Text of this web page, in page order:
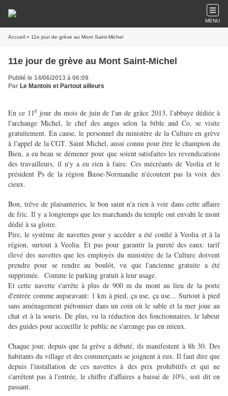
MENU
Accueil » 11e jour de grève au Mont Saint-Michel
11e jour de grève au Mont Saint-Michel
Publié le 14/06/2013 à 06:09
Par Le Mantois et Partout ailleurs
En ce 11ejour du mois de juin de l'an de grâce 2013, l'abbaye dédiée à
l'archange Michel, le chef des anges selon la bible and Co, se visite
gratuitement. En cause, le personnel du ministère de la Culture en grève
à l'appel de la CGT. Saint Michel, aussi connu pour être le champion du
Bien, a eu beau se démener pour que soient satisfaites les revendications
des travailleurs, il n'y a eu rien à faire. Ces mécréants de Veolia et le
président Ps de la région Basse-Normandie n'écoutent pas la voix des
cieux.
Bon, trêve de plaisanteries, le bon saint n'a rien à voir dans cette affaire
de fric. Il y a longtemps que les marchands du temple ont envahi le mont
dédié à sa gloire.
Pire, le système de navettes pour y accéder a été confié à Veolia et à la
région, surtout à Veolia. Et pas pour garantir la pureté des eaux: tarif
élevé des navettes que les employés du ministère de la Culture doivent
prendre pour se rendre au boulôt, vu que l'ancienne gratuite a été
supprimée. Comme le parking gratuit à leur usage.
Et cette navette s'arrête à plus de 900 m du mont au lieu de la porte
d'entrée comme auparavant: 1 km à pied, ça use, ça use... Surtout à pied
sans aménagement piétonnier dans un coin où le sable et la mer joue au
chat et à la souris. De plus, vu la réduction des fonctionnaires, le labeur
des guides pour accueillir le public ne s'arrange pas en mieux.
Chaque jour, depuis que la grève a débuté, ils manifestent à 8h 30. Des
habitants du village et des commerçants se joignent à eux. Il faut dire que
depuis l'installation de ces navettes à des prix prohibitifs et qui ne
s'arrêtent pas à l'entrée, le chiffre d'affaires a baissé de 10%, soit dit en
passant.